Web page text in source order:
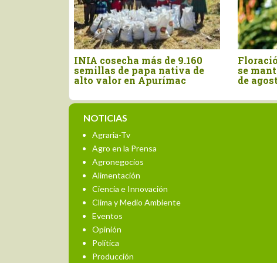
mango en Piura
en 10% al inicio
"La campaña de arándano se
ganará lote por lote", advierte
especialista ante presencia
NOTICIAS
Agraria-Tv
Agro en la Prensa
Agronegocios
Alimentación
Ciencia e Innovación
Clima y Medio Ambiente
Eventos
Opinión
Política
Producción